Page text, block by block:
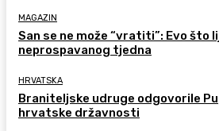
MAGAZIN
San se ne može “vratiti”: Evo što
neprospavanog tjedna
HRVATSKA
Braniteljske udruge odgovorile
hrvatske državnosti